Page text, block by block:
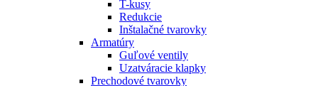
T-kusy
Redukcie
Inštalačné tvarovky
Armatúry
Guľové ventily
Uzatváracie klapky
Prechodové tvarovky